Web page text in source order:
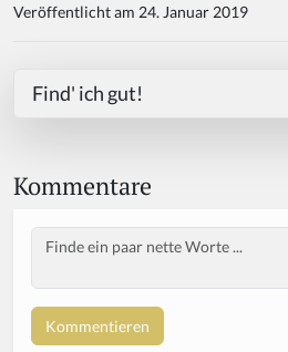
Veröffentlicht am 24. Januar 2019
Find' ich gut!
Kommentare
o
u
Body